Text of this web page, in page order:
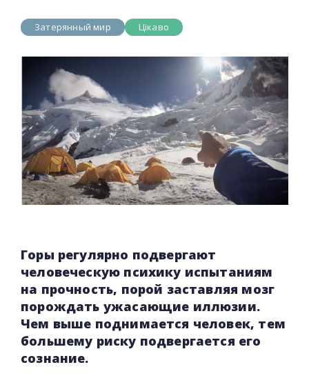
Затерянный мир Цікаво
Горы регулярно подвергают
человеческую психику испытаниям
на прочность, порой заставляя мозг
порождать ужасающие иллюзии.
Чем выше поднимается человек, тем
большему риску подвергается его
сознание.